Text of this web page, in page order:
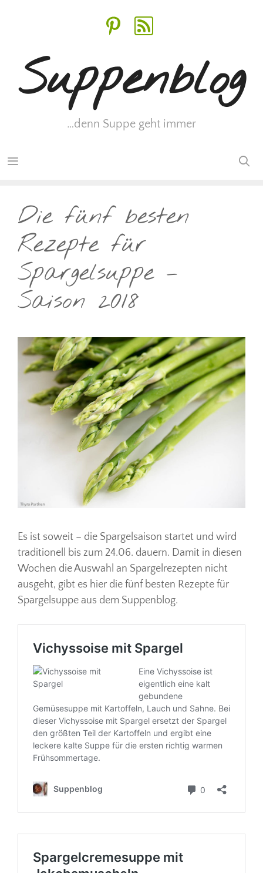
Suppenblog
…denn Suppe geht immer
Die fünf besten
Rezepte für
Spargelsuppe –
Saison 2018
Es ist soweit – die Spargelsaison startet und wird
traditionell bis zum 24.06. dauern. Damit in diesen
Wochen die Auswahl an Spargelrezepten nicht
ausgeht, gibt es hier die fünf besten Rezepte für
Spargelsuppe aus dem Suppenblog.